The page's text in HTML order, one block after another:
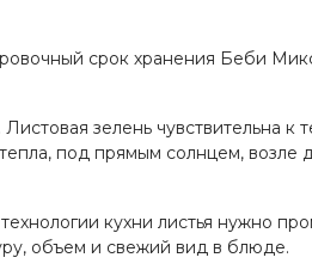
срок хранения Беби
зелень чувствительна
под прямым солнцем,
кухни листья нужно
объем и свежий вид в блюде.